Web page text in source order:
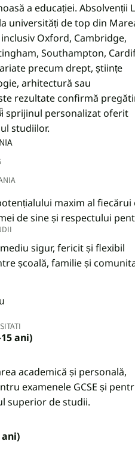
a educației. Absolvenții
universități de top din
Oxford, Cambridge,
Southampton,
precum drept, științe
arhitectură sau
rezultate confirmă
sprijinul personalizat oferit
studiilor.
maxim al fiecărui
de sine și respectului
sigur, fericit și flexibil
școală, familie și
ani)
academică și personală,
examenele GCSE și
superior de studii.
ani)